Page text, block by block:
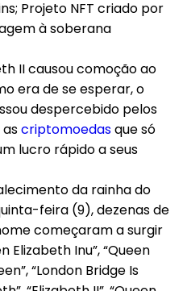
II causou comoção ao
era de se esperar, o
despercebido pelos
criptomoedasque só
lucro rápido a seus
da rainha do
feira (9), dezenas de
começaram a surgir
Elizabeth Inu”, “Queen
“London Bridge Is